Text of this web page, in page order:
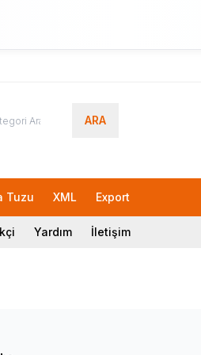
ARA
Tuzu XML Export
Yardım İletişim